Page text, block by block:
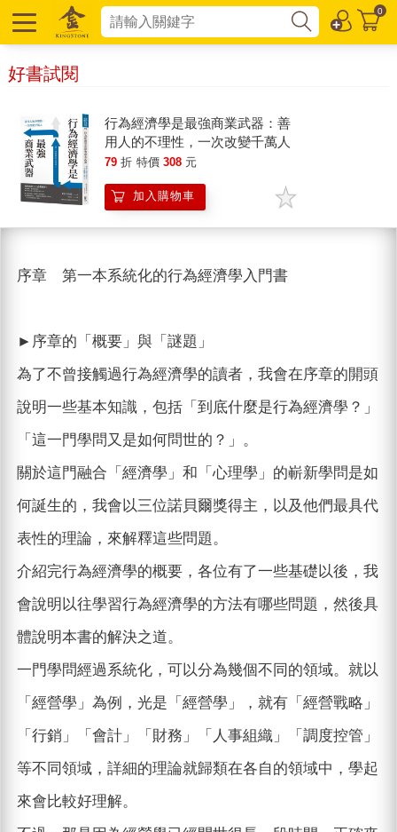
0
好書試閱
行為經濟學是最強商業武器：善
用人的不理性，一次改變千萬人
79 折 特價 308 元
加入購物車
序章 第一本系統化的行為經濟學入門書
►序章的「概要」與「謎題」
為了不曾接觸過行為經濟學的讀者，我會在序章的開頭
說明一些基本知識，包括「到底什麼是行為經濟學？」
「這一門學問又是如何問世的？」。
關於這門融合「經濟學」和「心理學」的嶄新學問是如
何誕生的，我會以三位諾貝爾獎得主，以及他們最具代
表性的理論，來解釋這些問題。
介紹完行為經濟學的概要，各位有了一些基礎以後，我
會說明以往學習行為經濟學的方法有哪些問題，然後具
體說明本書的解決之道。
一門學問經過系統化，可以分為幾個不同的領域。就以
「經營學」為例，光是「經營學」，就有「經營戰略」
「行銷」「會計」「財務」「人事組織」「調度控管」
等不同領域，詳細的理論就歸類在各自的領域中，學起
來會比較好理解。